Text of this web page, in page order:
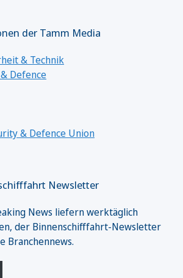
der Tamm Media
& Technik
Defence
& Defence Union
Newsletter
News liefern werktäglich
der Binnenschifffahrt-Newsletter
Branchennews.